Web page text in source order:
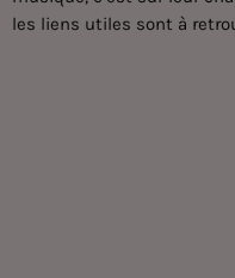
les liens utiles sont à